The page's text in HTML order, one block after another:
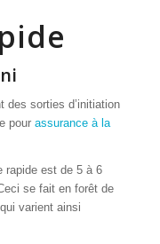
des sorties d’initiation
pour assurance à la
rapide est de 5 à 6
se fait en forêt de
varient ainsi